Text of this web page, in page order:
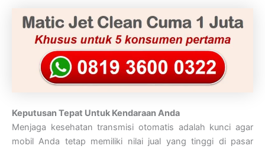
Keputusan Tepat Untuk Kendaraan Anda
Menjaga kesehatan transmisi otomatis adalah kunci agar
mobil Anda tetap memiliki nilai jual yang tinggi di pasar